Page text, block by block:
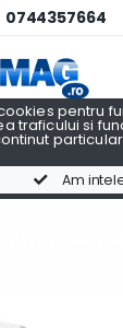
pentru
traficului si
Am
0744357664
raft FOCAL